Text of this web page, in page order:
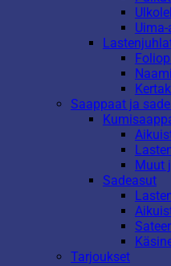
Saappaat ja
Muut
Sadeasut
Tarjoukset